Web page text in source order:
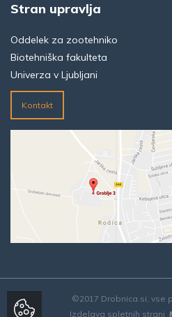
Stran upravlja
Oddelek za zootehniko
Biotehniška fakulteta
Univerza v Ljubljani
Kontakt
©2017 Drobnica.si, vse
Izdelava spletnih strani